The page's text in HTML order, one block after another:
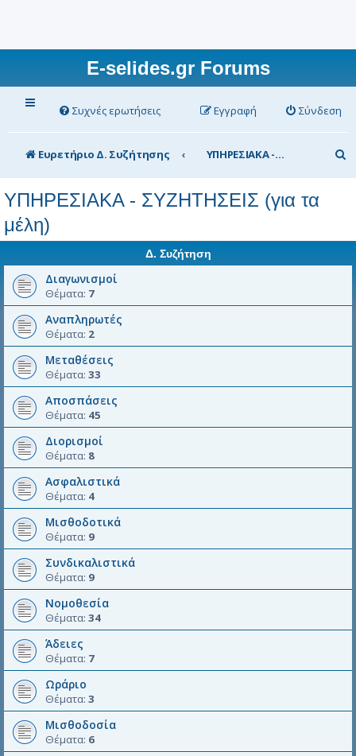
E-selides.gr Forums
Συχνές ερωτήσεις Σύνδεση
Εγγραφή
Ευρετήριο Δ. Συζήτησης ΥΠΗΡΕΣΙΑΚΑ - ΣΥΖΗΤΗΣΕΙΣ (για τα μέλη)
ν
ή
τ
ΥΠΗΡΕΣΙΑΚΑ - ΣΥΖΗΤΗΣΕΙΣ (για τα
μέλη)
Δ. Συζήτηση
Διαγωνισμοί
Θέματα: 7
Αναπληρωτές
Θέματα: 2
Μεταθέσεις
Θέματα: 33
Αποσπάσεις
Θέματα: 45
Διορισμοί
Θέματα: 8
Ασφαλιστικά
Θέματα: 4
Μισθοδοτικά
Θέματα: 9
Συνδικαλιστικά
Θέματα: 9
Νομοθεσία
Θέματα: 34
Άδειες
Θέματα: 7
Ωράριο
Θέματα: 3
Μισθοδοσία
Θέματα: 6